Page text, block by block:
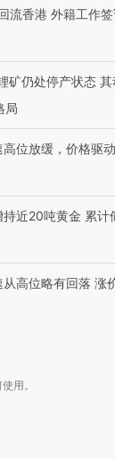
流香港 外籍工作
矿仍处停产状态 其
局
位放缓，价格驱
近20吨黄金 累计
高位略有回落 涨
用。